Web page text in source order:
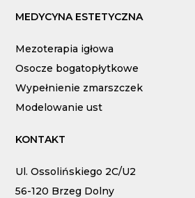
MEDYCYNA ESTETYCZNA
Mezoterapia igłowa
Osocze bogatopłytkowe
Wypełnienie zmarszczek
Modelowanie ust
KONTAKT
Ul. Ossolińskiego 2C/U2
56-120 Brzeg Dolny